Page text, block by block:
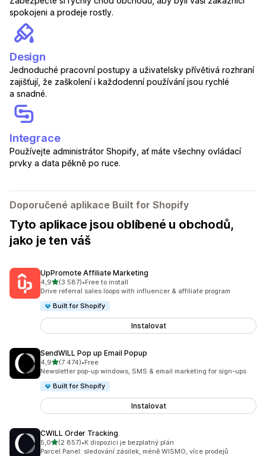
spokojeni a prodeje rostly.
Design
Jednoduché pracovní postupy a uživatelsky přívětivá rozhraní
zajišťují, že zaškolení i každodenní používání jsou rychlé
a snadné.
Integrace
Používejte administrátor Shopify, ať máte všechny ovládací
prvky a data pěkně po ruce.
Doporučené aplikace Built for Shopify
Tyto aplikace jsou oblíbené u obchodů,
jako je ten váš
UpPromote Affiliate Marketing
4,9z 5 hvězd
(3 587)
Celkový počet recenzí: 3587
•Free to install
Drive referral sales loops with influencer & affiliate program
Built for Shopify
Instalovat
SendWILL Pop up Email Popup
4,9z 5 hvězd
(7 474)
Celkový počet recenzí: 7474
•Free
Newsletter pop-up windows, SMS & email marketing for sign-ups
Built for Shopify
Instalovat
CWILL Order Tracking
5,0z 5 hvězd
(2 857)
Celkový počet recenzí: 2857
•K dispozici je bezplatný plán
Parcel Panel: sledování zásilek, méně WISMO, více prodejů